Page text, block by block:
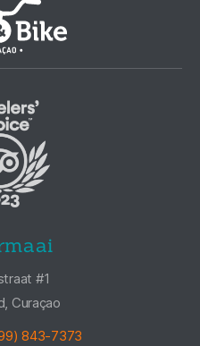
#1
Curaçao
843-7373